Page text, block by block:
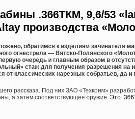
.366ТКМ, 9,6/53
производства
обратимся к изделиям зачинателя
огнестрела — Вятско-Полянского
очередь и главным образом в
стаж для получения разрешения на
от классических нарезных собратьев, да
рассказа. Под них ЗАО «Техкрим»
а затем соответствующее оружие. Это